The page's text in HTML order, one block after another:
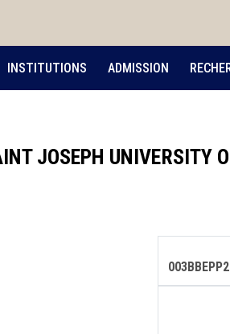
INSTITUTIONS ADMISSION
JOSEPH UNIVERSITY
003BBEPP2